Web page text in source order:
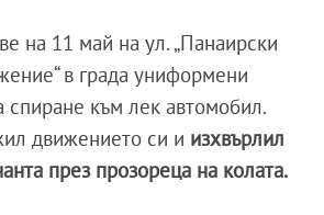
на 11 май на ул. „Панаирски
в града униформени
спиране към лек автомобил.
движението си и изхвърлил
през прозореца на колата.